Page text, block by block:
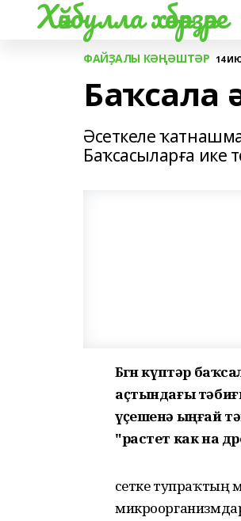
Хәйбулла хәбәрҙәре
ФАЙҘАЛЫ КӘҢӘШТӘР 14
Баҡсала
Әсеткеле
Баҡсасыларға ике
Бөгөн күптәр
аҫтындағы
үҫешенә ыңғай
"растет как на
Әсетке